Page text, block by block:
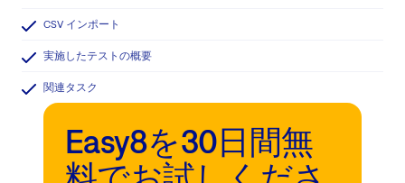
CSV インポート
実施したテストの概要
関連タスク
Easy8を30日間無